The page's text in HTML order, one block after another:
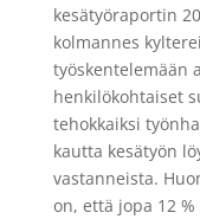
kesätyöraportin
kolmannes
työskentelemään
henkilökohtaiset
tehokkaiksi
kautta kesätyön
vastanneista.
on, että jopa 12